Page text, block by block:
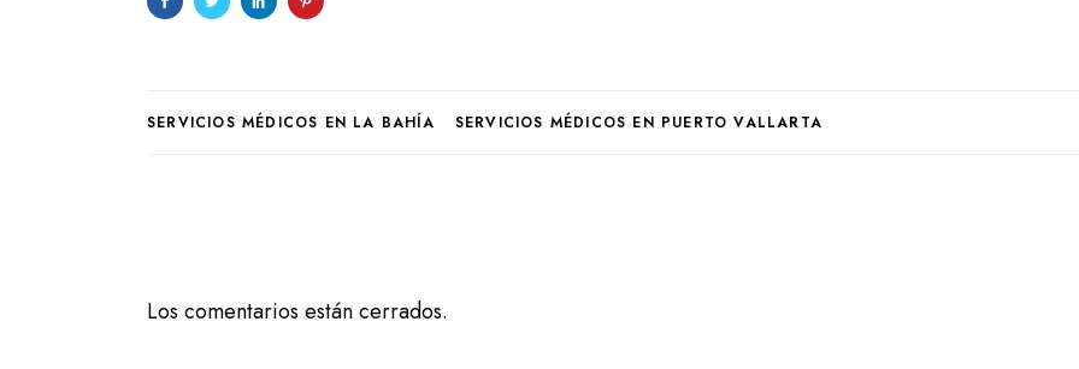
SERVICIOS MÉDICOS EN LA BAHÍA SERVICIOS MÉDICOS EN PUERTO VALLARTA
Los comentarios están cerrados.